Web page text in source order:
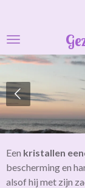
naar
de
Een kristallen
bescherming en
alsof hij met zijn